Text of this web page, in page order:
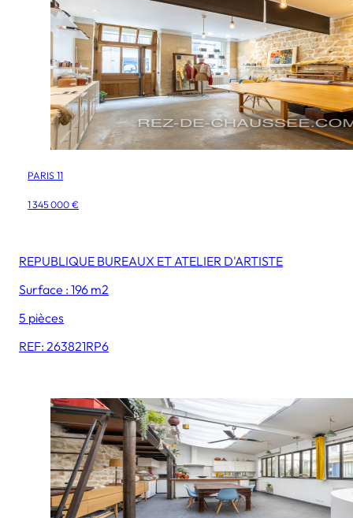
PARIS 11
1 345 000 €
REPUBLIQUE BUREAUX ET ATELIER D'ARTISTE
Surface : 196 m2
5 pièces
REF: 263821RP6